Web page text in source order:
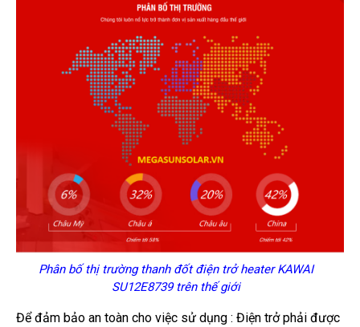
Phân bố thị trường thanh đốt điện trở heater KAWAI
SU12E8739 trên thế giới
Để đảm bảo an toàn cho việc sử dụng : Điện trở phải được